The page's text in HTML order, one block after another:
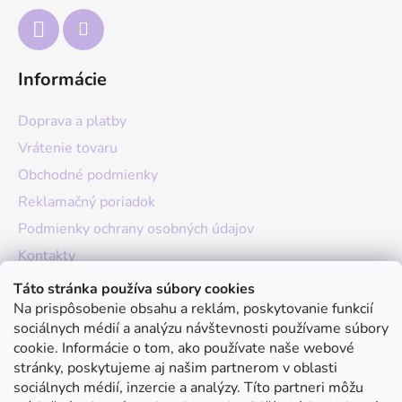
Táto stránka používa súbory cookies
Na prispôsobenie obsahu a reklám, poskytovanie funkcií
sociálnych médií a analýzu návštevnosti používame súbory
cookie. Informácie o tom, ako používate naše webové
stránky, poskytujeme aj našim partnerom v oblasti
sociálnych médií, inzercie a analýzy. Títo partneri môžu
Informácie
Doprava a platby
Vrátenie tovaru
Obchodné podmienky
Reklamačný poriadok
Podmienky ochrany osobných údajov
Kontakty
O nás
Hodnotenie obchodu
Moja objednávka
Instagram